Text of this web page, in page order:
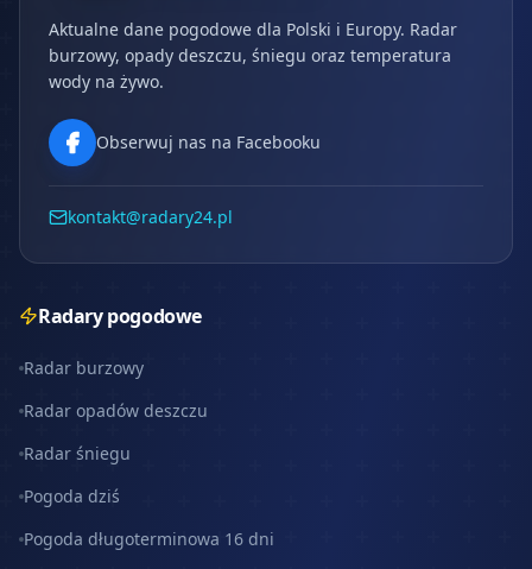
Aktualne dane pogodowe dla Polski i Europy. Radar
burzowy, opady deszczu, śniegu oraz temperatura
wody na żywo.
Obserwuj nas na Facebooku
kontakt@radary24.pl
Radary pogodowe
Radar burzowy
Radar opadów deszczu
Radar śniegu
Pogoda dziś
Pogoda długoterminowa 16 dni